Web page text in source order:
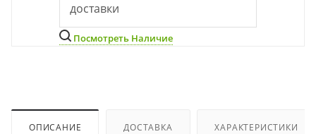
доставки
Посмотреть Наличие
ОПИСАНИЕ ДОСТАВКА ХАРАКТЕРИСТИКИ